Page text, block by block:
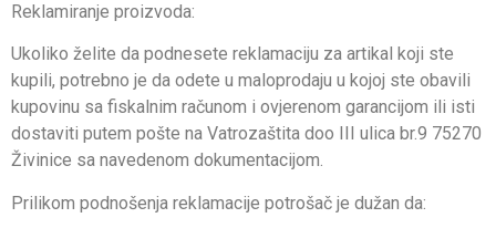
Reklamiranje proizvoda:
Ukoliko želite da podnesete reklamaciju za artikal koji ste
kupili, potrebno je da odete u maloprodaju u kojoj ste obavili
kupovinu sa fiskalnim računom i ovjerenom garancijom ili isti
dostaviti putem pošte na Vatrozaštita doo III ulica br.9 75270
Živinice sa navedenom dokumentacijom.
Prilikom podnošenja reklamacije potrošač je dužan da: